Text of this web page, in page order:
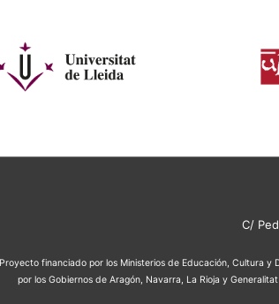
C/
Proyecto financiado por los Ministerios de Educación, Cultura
por los Gobiernos de Aragón, Navarra, La Rioja y